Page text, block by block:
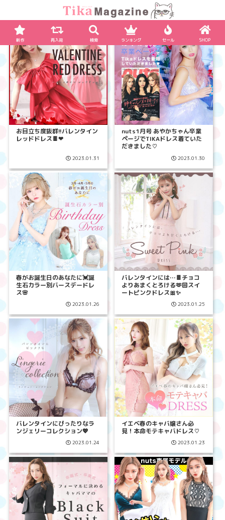
お目立ち度抜群!!バレンタイン
レッドドレス🍫❤
2023.01.31
nuts1月号 あやかちゃん卒業
ページでTIKAドレス着ていた
だきました♡
2023.01.30
春がお誕生日のあなたに💓誕
生石カラー別バースデードレ
ス🌸
2023.01.26
バレンタインには…🍫チョコ
よりあまくとろける🫶🏻スイ
ートピンクドレス🎀✨
2023.01.25
バレンタインにぴったりなラ
ンジェリーコレクション💖
2023.01.24
イエベ春のキャバ嬢さん必
見！本命モテキャバドレス♡
2023.01.23
新作 再入荷 検索 ランキング セール SHOP